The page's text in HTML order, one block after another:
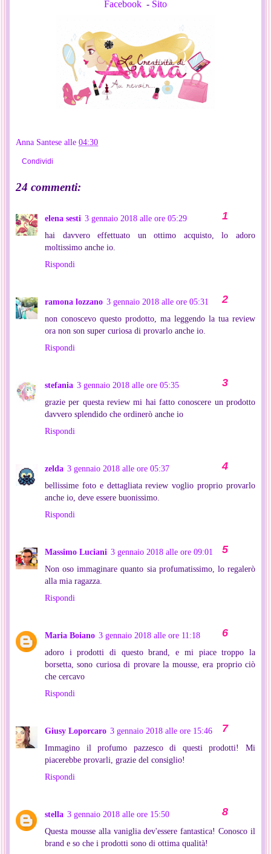
Facebook - Sito
Anna Santese alle 04:30
Condividi
24 commenti:
elena sesti 3 gennaio 2018 alle ore 05:29
hai davvero effettuato un ottimo acquisto, lo adoro
moltissimo anche io.
Rispondi
ramona lozzano 3 gennaio 2018 alle ore 05:31
non conoscevo questo prodotto, ma leggendo la tua review
ora non son super curiosa di provarlo anche io.
Rispondi
stefania 3 gennaio 2018 alle ore 05:35
grazie per questa review mi hai fatto conoscere un prodotto
davvero splendido che ordinerò anche io
Rispondi
zelda 3 gennaio 2018 alle ore 05:37
bellissime foto e dettagliata review voglio proprio provarlo
anche io, deve essere buonissimo.
Rispondi
Massimo Luciani 3 gennaio 2018 alle ore 09:01
Non oso immaginare quanto sia profumatissimo, lo regalerò
alla mia ragazza.
Rispondi
Maria Boiano 3 gennaio 2018 alle ore 11:18
adoro i prodotti di questo brand, e mi piace troppo la
borsetta, sono curiosa di provare la mousse, era proprio ciò
che cercavo
Rispondi
Giusy Loporcaro 3 gennaio 2018 alle ore 15:46
Immagino il profumo pazzesco di questi prodotti! Mi
piacerebbe provarli, grazie del consiglio!
Rispondi
stella 3 gennaio 2018 alle ore 15:50
Questa mousse alla vaniglia dev'essere fantastica! Conosco il
brand e so che i prodotti sono di ottima qualità!